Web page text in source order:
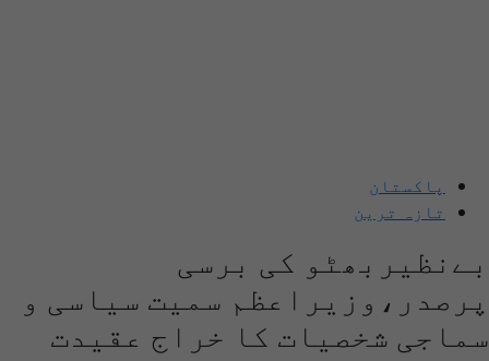
پاکستان
تازہ ترین
بےنظیربھٹو کی برسی
پرصدر،وزیراعظم سمیت سیاسی و
سماجی شخصیات کا خراج عقیدت